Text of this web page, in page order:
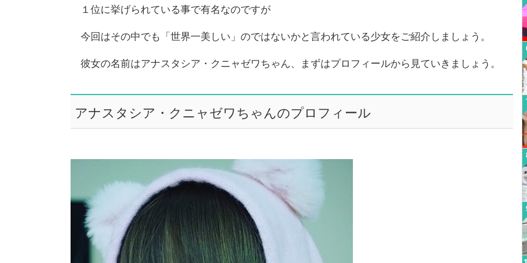
１位に挙げられている事で有名なのですが
今回はその中でも「世界一美しい」のではないかと言われている少女をご紹介しましょう。
彼女の名前はアナスタシア・クニャゼワちゃん、まずはプロフィールから見ていきましょう。
アナスタシア・クニャゼワちゃんのプロフィール